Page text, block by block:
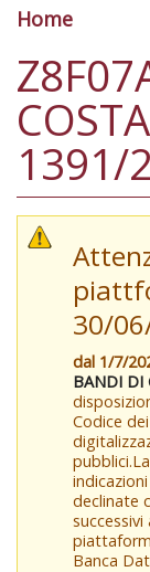
Tu sei qui
Home
1391/
30/
dal 1/7/
BANDI DI
Codice
declinate
Banca